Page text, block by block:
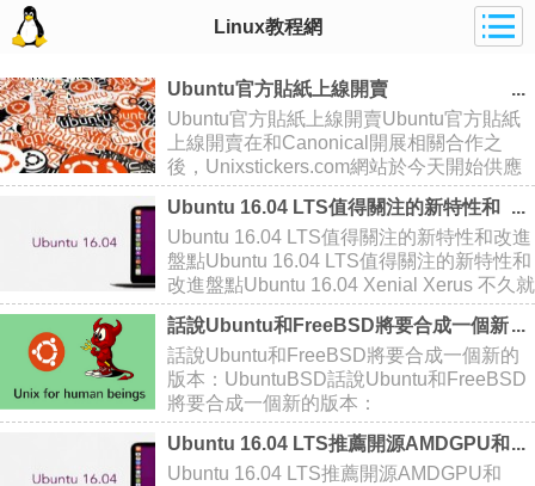
Linux教程網
Ubuntu官方貼紙上線開賣
Ubuntu官方貼紙上線開賣Ubuntu官方貼紙
上線開賣在和Canonical開展相關合作之
後，Unixstickers.com網站於今天開始供應
各種Ubuntu系統LOGO貼紙，消費者可以根
據自身喜好進行選擇或者購買組合套裝。
Unixsticker
Ubuntu 16.04 LTS值得關注的新特性和
改進盤點
Ubuntu 16.04 LTS值得關注的新特性和改進
盤點Ubuntu 16.04 LTS值得關注的新特性和
改進盤點Ubuntu 16.04 Xenial Xerus 不久就
將發布，作為一個狂熱的 Ubuntu 粉絲，系
統極客幫大家盤點了值得關注的幾
話說Ubuntu和FreeBSD將要合成一個新
的版本：UbuntuBSD
話說Ubuntu和FreeBSD將要合成一個新的
版本：UbuntuBSD話說Ubuntu和FreeBSD
將要合成一個新的版本：
UbuntuBSDUbuntu是一個基於Debian版本
以桌面應用為主的Linux操作系統；而
FreeBSD基於386BSD
Ubuntu 16.04 LTS推薦開源AMDGPU和
Radeon驅動程序
Ubuntu 16.04 LTS推薦開源AMDGPU和